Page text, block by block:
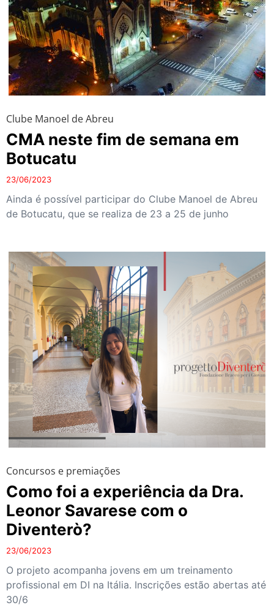
Clube Manoel de Abreu
CMA neste fim de semana em
Botucatu
23/06/2023
Ainda é possível participar do Clube Manoel de Abreu
de Botucatu, que se realiza de 23 a 25 de junho
Concursos e premiações
Como foi a experiência da Dra.
Leonor Savarese com o
Diventerò?
23/06/2023
O projeto acompanha jovens em um treinamento
profissional em DI na Itália. Inscrições estão abertas até
30/6